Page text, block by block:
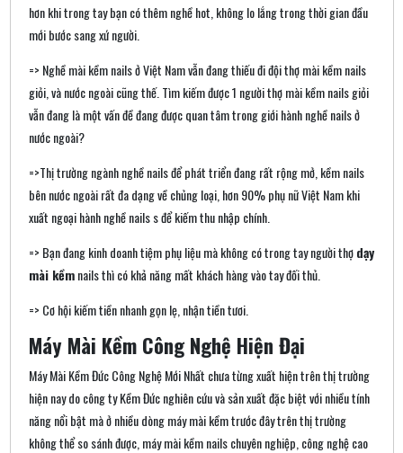
hơn khi trong tay bạn có thêm nghề hot, không lo lắng trong thời gian đầu
mới bước sang xứ người.
=> Nghề mài kềm nails ở Việt Nam vẫn đang thiếu đi đội thợ mài kềm nails
giỏi, và nước ngoài cũng thế. Tìm kiếm được 1 người thợ mài kềm nails giỏi
vẫn đang là một vấn đề đang được quan tâm trong giới hành nghề nails ở
nước ngoài?
=>Thị trường ngành nghề nails để phát triển đang rất rộng mở, kềm nails
bên nước ngoài rất đa dạng về chủng loại, hơn 90% phụ nữ Việt Nam khi
xuất ngoại hành nghề nails s để kiếm thu nhập chính.
=> Bạn đang kinh doanh tiệm phụ liệu mà không có trong tay người thợdạy
mài kềmnails thì có khả năng mất khách hàng vào tay đối thủ.
=> Cơ hội kiếm tiền nhanh gọn lẹ, nhận tiền tươi.
Máy Mài Kềm Công Nghệ Hiện Đại
Máy Mài Kềm Đức Công Nghệ Mới Nhất chưa từng xuất hiện trên thị trường
hiện nay do công ty Kềm Đức nghiên cứu và sản xuất đặc biệt với nhiều tính
năng nổi bật mà ở nhiều dòng máy mài kềm trước đây trên thị trường
không thể so sánh được, máy mài kềm nails chuyên nghiệp, công nghệ cao